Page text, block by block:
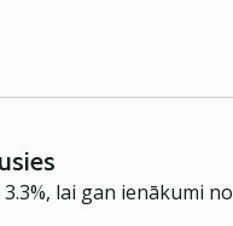
lai gan ienākumi no